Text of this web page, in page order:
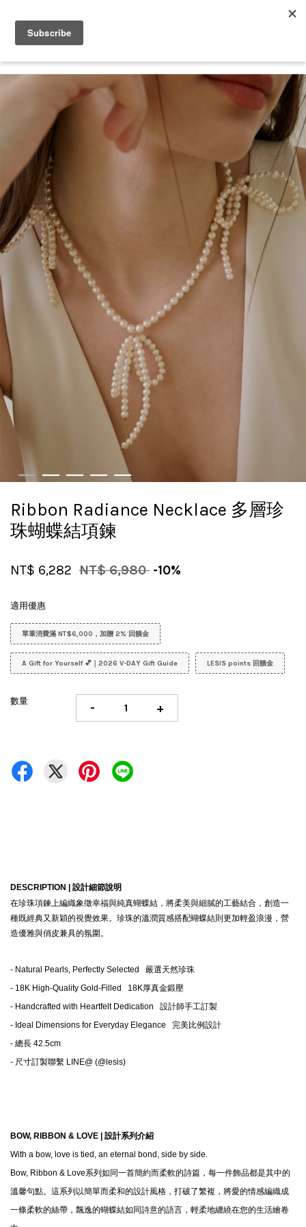
Ribbon Radiance Necklace 多層珍
珠蝴蝶結項鍊
NT$ 6,282 NT$ 6,980 -10%
適用優惠
單筆消費滿 NT$6,000，加贈 2% 回饋金
A Gift for Yourself 💕｜2026 V-DAY Gift Guide LESIS points 回饋金
數量 - +
DESCRIPTION | 設計細節說明
在珍珠項鍊上編織象徵幸福與純真蝴蝶結，將柔美與細膩的工藝結合，創造一
種既經典又新穎的視覺效果。珍珠的溫潤質感搭配蝴蝶結則更加輕盈浪漫，營
造優雅與俏皮兼具的氛圍。
- Natural Pearls, Perfectly Selected
嚴選天然珍珠
- 18K High-Quality Gold-Filled 18K厚真金鍛壓
- Handcrafted with Heartfelt Dedication 設計師手工訂製
- Ideal Dimensions for Everyday Elegance 完美比例設計
- 總長 42.5cm
- 尺寸訂製聯繫 LINE@ (@lesis)
BOW, RIBBON & LOVE | 設計系列介紹
With a bow, love is tied, an eternal bond, side by side.
Bow, Ribbon & Love系列如同一首簡約而柔軟的詩篇，每一件飾品都是其中的
溫馨句點。這系列以簡單而柔和的設計風格，打破了繁複，將愛的情感編織成
一條柔軟的絲帶，飄逸的蝴蝶結如同詩意的語言，輕柔地纏繞在您的生活繪卷
您的購物車目前還是空的。